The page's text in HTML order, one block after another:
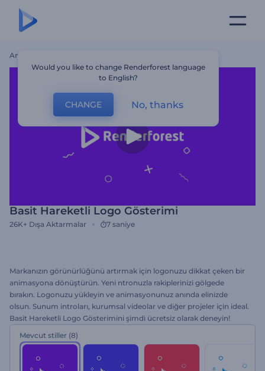
Ana Sayfa
Basit Hareketli Logo Gösterimi
26K+ Dışa Aktarmalar 7 saniye
Markanızın görünürlüğünü artırmak için logonuzu dikkat çeken bir
animasyona dönüştürün. Yeni ntronuzla rakiplerinizi gölgede
bırakın. Logonuzu yükleyin ve animasyonunuz anında elinizde
olsun. Sunum introları, kurumsal videolar ve diğer projeler için ideal.
Basit Hareketli Logo Gösterimini şimdi ücretsiz olarak deneyin!
Mevcut stiller (8)
Would you like to change Renderforest language
to English?
CHANGE No, thanks